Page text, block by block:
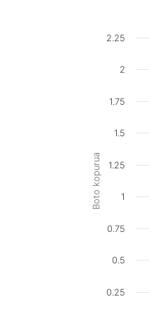
Boto kopurua
0.25
0.5
0.75
1
1.25
1.5
1.75
2
2.25